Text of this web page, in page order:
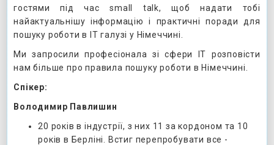
гостями під час small talk, щоб надати тобі
найактуальнішу інформацію і практичні поради для
пошуку роботи в ІТ галузі у Німеччині.
Ми запросили професіонала зі сфери ІТ розповісти
нам більше про правила пошуку роботи в Німеччині.
Спікер:
Володимир Павлишин
20 років в індустрії, з них 11 за кордоном та 10
років в Берліні. Встиг перепробувати все -